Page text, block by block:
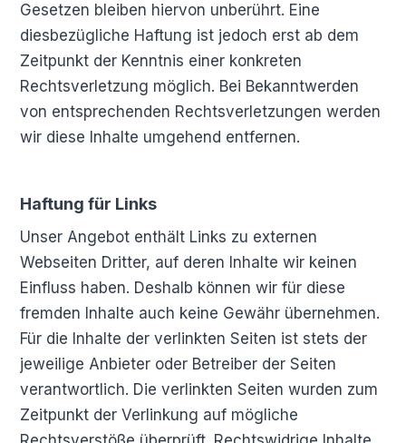
Gesetzen bleiben hiervon unberührt. Eine
diesbezügliche Haftung ist jedoch erst ab dem
Zeitpunkt der Kenntnis einer konkreten
Rechtsverletzung möglich. Bei Bekanntwerden
von entsprechenden Rechtsverletzungen werden
wir diese Inhalte umgehend entfernen.
Haftung für Links
Unser Angebot enthält Links zu externen
Webseiten Dritter, auf deren Inhalte wir keinen
Einfluss haben. Deshalb können wir für diese
fremden Inhalte auch keine Gewähr übernehmen.
Für die Inhalte der verlinkten Seiten ist stets der
jeweilige Anbieter oder Betreiber der Seiten
verantwortlich. Die verlinkten Seiten wurden zum
Zeitpunkt der Verlinkung auf mögliche